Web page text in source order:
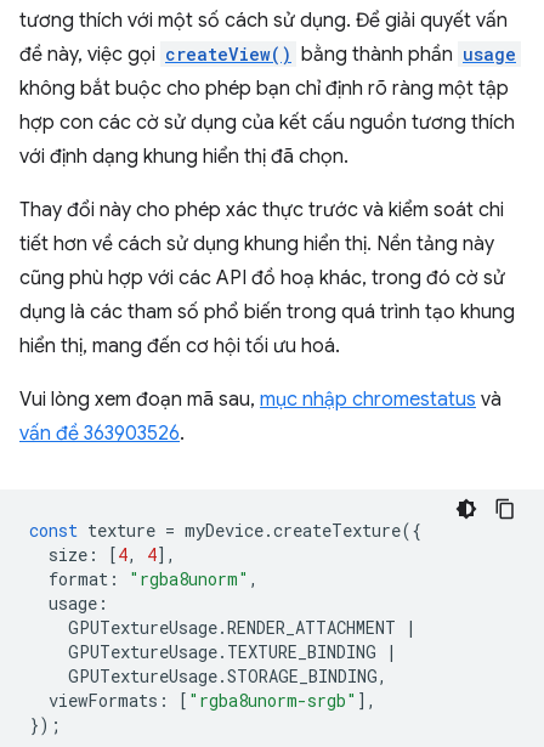
tương thích với một số cách sử dụng. Để giải quyết vấn
đề này, việc gọi createView() bằng thành phần usage
không bắt buộc cho phép bạn chỉ định rõ ràng một tập
hợp con các cờ sử dụng của kết cấu nguồn tương thích
với định dạng khung hiển thị đã chọn.
Thay đổi này cho phép xác thực trước và kiểm soát chi
tiết hơn về cách sử dụng khung hiển thị. Nền tảng này
cũng phù hợp với các API đồ hoạ khác, trong đó cờ sử
dụng là các tham số phổ biến trong quá trình tạo khung
hiển thị, mang đến cơ hội tối ưu hoá.
Vui lòng xem đoạn mã sau, mục nhập chromestatus và
vấn đề 363903526.
const texture = myDevice.createTexture({
size : [4, 4],
format : "rgba8unorm" ,
usage :
GPUTextureUsage.RENDER_ATTACHMENT
|
GPUTextureUsage. TEXTURE_BINDING
|
GPUTextureUsage.STORAGE_BINDING,
viewFormats : [ "rgba8unorm-srgb" ],
});